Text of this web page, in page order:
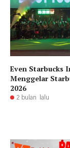
Even Starbucks
Menggelar
2026
2 bulan lalu